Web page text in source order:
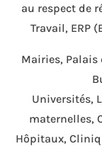
au respect de
Travail, ERP
Mairies,
Universités,
maternelles,
Hôpitaux,